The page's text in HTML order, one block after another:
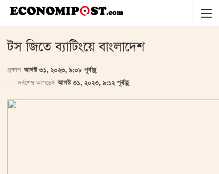
টস জিতে ব্যাটিংয়ে বাংলাদেশ
প্রকাশ আগস্ট ৩১, ২০২৩, ৯:০৮ পূর্বাহ্ণ
সর্বশেষ আপডেট আগস্ট ৩১, ২০২৩, ৯:১২ পূর্বাহ্ণ